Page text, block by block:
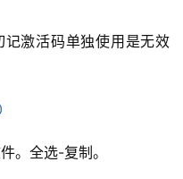
激活码单独使用是无效
。全选-复制。